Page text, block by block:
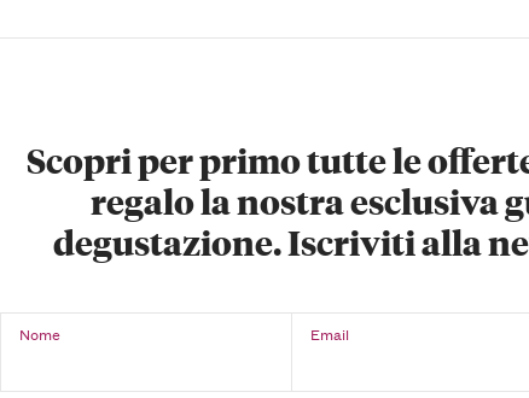
Scopri per primo tutte le
regalo la nostra esclusiva
degustazione. Iscriviti alla
Nome Email